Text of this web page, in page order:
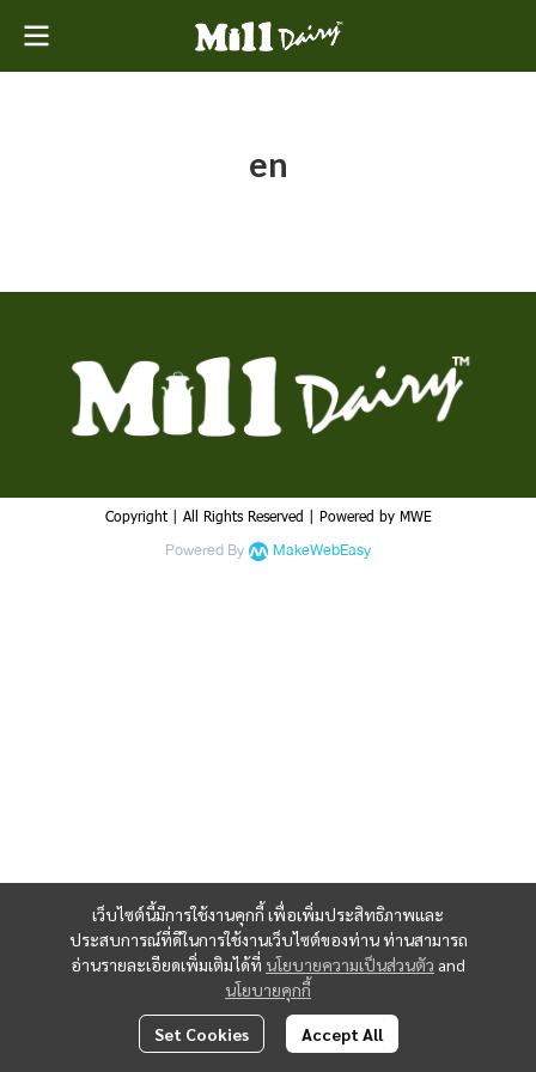
en
เว็บไซต์นี้มีการใช้งานคุกกี้ เพื่อเพิ่มประสิทธิภาพและ
ประสบการณ์ที่ดีในการใช้งานเว็บไซต์ของท่าน ท่านสามารถ
อ่านรายละเอียดเพิ่มเติมได้ที่ นโยบายความเป็นส่วนตัว and
นโยบายคุกกี้
Set Cookies Accept All
Copyright | All Rights Reserved | Powered by MWE
Powered By MakeWebEasy